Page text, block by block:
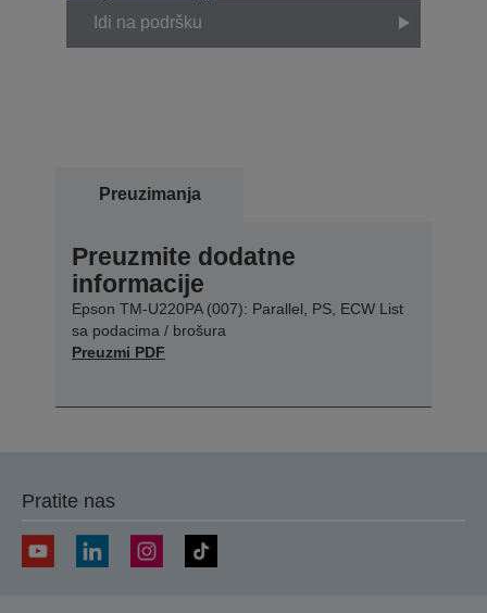
Idi na podršku
Preuzimanja
Preuzmite dodatne
informacije
Epson TM-U220PA (007): Parallel, PS, ECW List
sa podacima / brošura
Preuzmi PDF
Pratite nas